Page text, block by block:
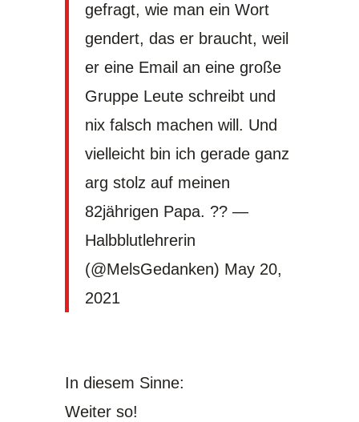
gefragt, wie man ein Wort
gendert, das er braucht, weil
er eine Email an eine große
Gruppe Leute schreibt und
nix falsch machen will. Und
vielleicht bin ich gerade ganz
arg stolz auf meinen
82jährigen Papa. ?? —
Halbblutlehrerin
(@MelsGedanken) May 20,
2021
In diesem Sinne:
Weiter so!